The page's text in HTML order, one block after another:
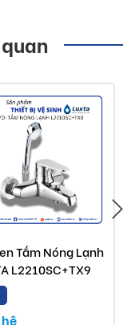
Tắm Nóng Lạnh
L2210SC+TX9